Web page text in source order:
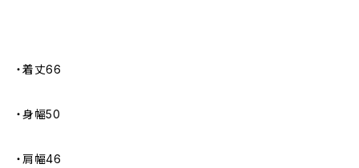
・着丈66
・身幅50
・肩幅46